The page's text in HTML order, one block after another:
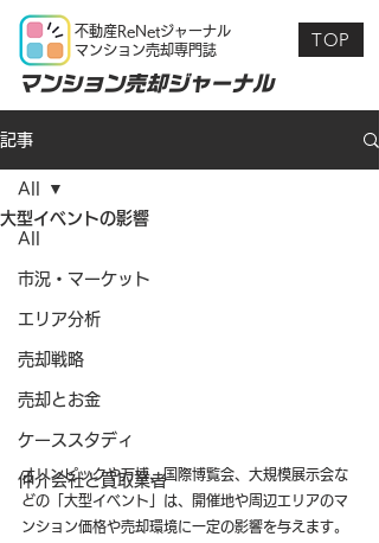
不動産ReNetジャーナル
マンション売却専門誌
マンション売却ジャーナル
TOP
記事
All
市況・マーケット
エリア分析
売却戦略
売却とお金
ケーススタディ
仲介会社と買取業者
All
大型イベントの影響
オリンピックや万博、国際博覧会、大規模展示会な
どの「大型イベント」は、開催地や周辺エリアのマ
ンション価格や売却環境に一定の影響を与えます。